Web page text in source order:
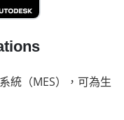
統（MES），可為生